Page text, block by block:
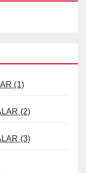
(1)
(2)
(3)